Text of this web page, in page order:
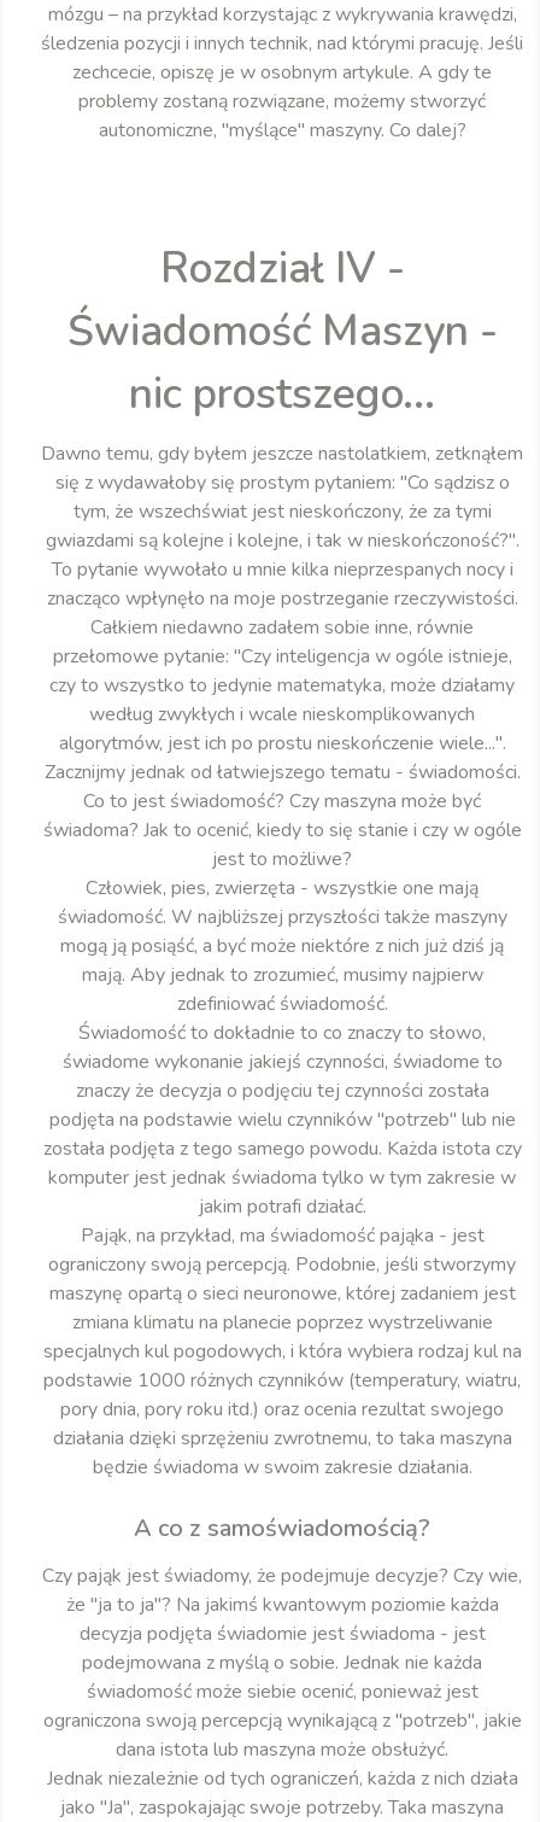
mózgu – na przykład korzystając z wykrywania krawędzi,
śledzenia pozycji i innych technik, nad którymi pracuję. Jeśli
zechcecie, opiszę je w osobnym artykule. A gdy te
problemy zostaną rozwiązane, możemy stworzyć
autonomiczne, "myślące" maszyny. Co dalej?
Rozdział IV -
Świadomość Maszyn -
nic prostszego...
Dawno temu, gdy byłem jeszcze nastolatkiem, zetknąłem
się z wydawałoby się prostym pytaniem: "Co sądzisz o
tym, że wszechświat jest nieskończony, że za tymi
gwiazdami są kolejne i kolejne, i tak w nieskończoność?".
To pytanie wywołało u mnie kilka nieprzespanych nocy i
znacząco wpłynęło na moje postrzeganie rzeczywistości.
Całkiem niedawno zadałem sobie inne, równie
przełomowe pytanie: "Czy inteligencja w ogóle istnieje,
czy to wszystko to jedynie matematyka, może działamy
według zwykłych i wcale nieskomplikowanych
algorytmów, jest ich po prostu nieskończenie wiele...".
Zacznijmy jednak od łatwiejszego tematu - świadomości.
Co to jest świadomość? Czy maszyna może być
świadoma? Jak to ocenić, kiedy to się stanie i czy w ogóle
jest to możliwe?
Człowiek, pies, zwierzęta - wszystkie one mają
świadomość. W najbliższej przyszłości także maszyny
mogą ją posiąść, a być może niektóre z nich już dziś ją
mają. Aby jednak to zrozumieć, musimy najpierw
zdefiniować świadomość.
Świadomość to dokładnie to co znaczy to słowo,
świadome wykonanie jakiejś czynności, świadome to
znaczy że decyzja o podjęciu tej czynności została
podjęta na podstawie wielu czynników "potrzeb" lub nie
została podjęta z tego samego powodu. Każda istota czy
komputer jest jednak świadoma tylko w tym zakresie w
jakim potrafi działać.
Pająk, na przykład, ma świadomość pająka - jest
ograniczony swoją percepcją. Podobnie, jeśli stworzymy
maszynę opartą o sieci neuronowe, której zadaniem jest
zmiana klimatu na planecie poprzez wystrzeliwanie
specjalnych kul pogodowych, i która wybiera rodzaj kul na
podstawie 1000 różnych czynników (temperatury, wiatru,
pory dnia, pory roku itd.) oraz ocenia rezultat swojego
działania dzięki sprzężeniu zwrotnemu, to taka maszyna
będzie świadoma w swoim zakresie działania.
A co z samoświadomością?
Czy pająk jest świadomy, że podejmuje decyzje? Czy wie,
że "ja to ja"? Na jakimś kwantowym poziomie każda
decyzja podjęta świadomie jest świadoma - jest
podejmowana z myślą o sobie. Jednak nie każda
świadomość może siebie ocenić, ponieważ jest
ograniczona swoją percepcją wynikającą z "potrzeb", jakie
dana istota lub maszyna może obsłużyć.
Jednak niezależnie od tych ograniczeń, każda z nich działa
jako "Ja", zaspokajając swoje potrzeby. Taka maszyna